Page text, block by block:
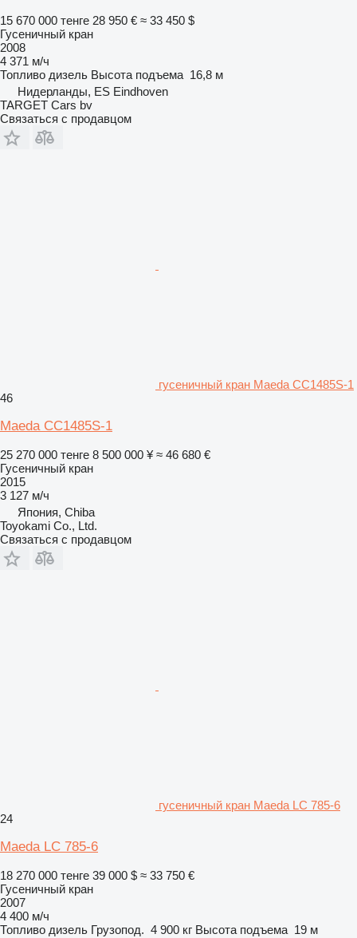
15 670 000 тенге 28 950 € ≈ 33 450 $
Гусеничный кран
2008
4 371 м/ч
Топливо дизель Высота подъема 16,8 м
Нидерланды, ES Eindhoven
TARGET Cars bv
Связаться с продавцом
гусеничный кран Maeda CC1485S-1
46
Maeda CC1485S-1
25 270 000 тенге 8 500 000 ¥ ≈ 46 680 €
Гусеничный кран
2015
3 127 м/ч
Япония, Chiba
Toyokami Co., Ltd.
Связаться с продавцом
гусеничный кран Maeda LC 785-6
24
Maeda LC 785-6
18 270 000 тенге 39 000 $ ≈ 33 750 €
Гусеничный кран
2007
4 400 м/ч
Топливо дизель Грузопод. 4 900 кг Высота подъема 19 м